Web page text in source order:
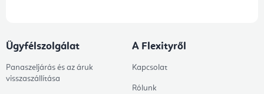
Ügyfélszolgálat
Panaszeljárás és az áruk
visszaszállítása
A Flexityről
Kapcsolat
Rólunk